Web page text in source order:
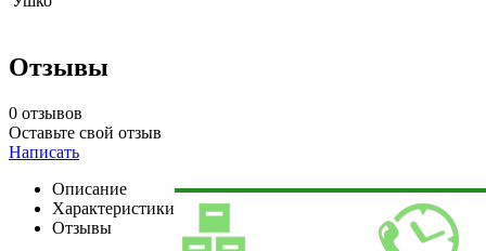
Отзывы
0 отзывов
Оставьте свой отзыв
Написать
Описание
Характеристики
Отзывы